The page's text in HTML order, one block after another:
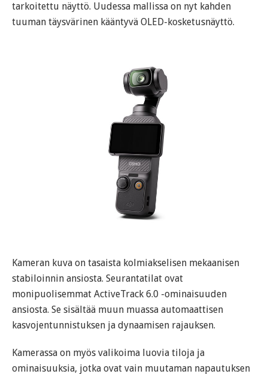
tarkoitettu näyttö. Uudessa mallissa on nyt kahden
tuuman täysvärinen kääntyvä OLED-kosketusnäyttö.
Kameran kuva on tasaista kolmiakselisen mekaanisen
stabiloinnin ansiosta. Seurantatilat ovat
monipuolisemmat ActiveTrack 6.0 -ominaisuuden
ansiosta. Se sisältää muun muassa automaattisen
kasvojentunnistuksen ja dynaamisen rajauksen.
Kamerassa on myös valikoima luovia tiloja ja
ominaisuuksia, jotka ovat vain muutaman napautuksen